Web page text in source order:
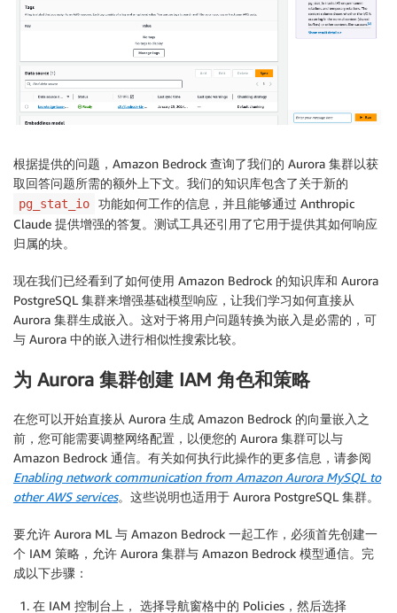
根据提供的问题，Amazon Bedrock 查询了我们的 Aurora 集群以获
取回答问题所需的额外上下文。我们的知识库包含了关于新的
pg_stat_io
功能如何工作的信息，并且能够通过 Anthropic
Claude 提供增强的答复。测试工具还引用了它用于提供其如何响应
归属的块。
现在我们已经看到了如何使用 Amazon Bedrock 的知识库和 Aurora
PostgreSQL 集群来增强基础模型响应，让我们学习如何直接从
Aurora 集群生成嵌入。这对于将用户问题转换为嵌入是必需的，可
与 Aurora 中的嵌入进行相似性搜索比较。
为 Aurora 集群创建 IAM 角色和策略
在您可以开始直接从 Aurora 生成 Amazon Bedrock 的向量嵌入之
前，您可能需要调整网络配置，以便您的 Aurora 集群可以与
Amazon Bedrock 通信。有关如何执行此操作的更多信息，请参阅
Enabling network communication from Amazon Aurora MySQL to
other AWS services。这些说明也适用于 Aurora PostgreSQL 集群。
要允许 Aurora ML 与 Amazon Bedrock 一起工作，必须首先创建一
个 IAM 策略，允许 Aurora 集群与 Amazon Bedrock 模型通信。完
成以下步骤：
在 IAM 控制台上， 选择导航窗格中的 Policies，然后选择